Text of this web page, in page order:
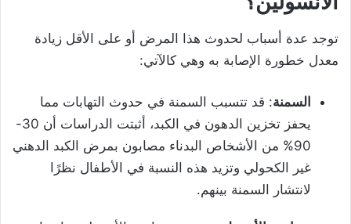
توجد عدة أسباب لحدوث هذا المرض أو على الأقل زيادة
معدل خطورة الإصابة به وهي كالآتي:
السمنة: قد تتسبب السمنة في حدوث التهابات مما
يحفز تخزين الدهون في الكبد، أثبتت الدراسات أن 30-
90% من الأشخاص البدناء مصابون بمرض الكبد الدهني
غير الكحولي وتزيد هذه النسبة في الأطفال نظرًا
لانتشار السمنة بينهم.